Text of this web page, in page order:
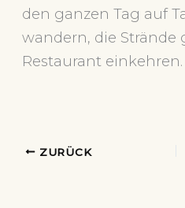
den ganzen Tag auf
wandern, die Strände
Restaurant einkehren.
ZURÜCK